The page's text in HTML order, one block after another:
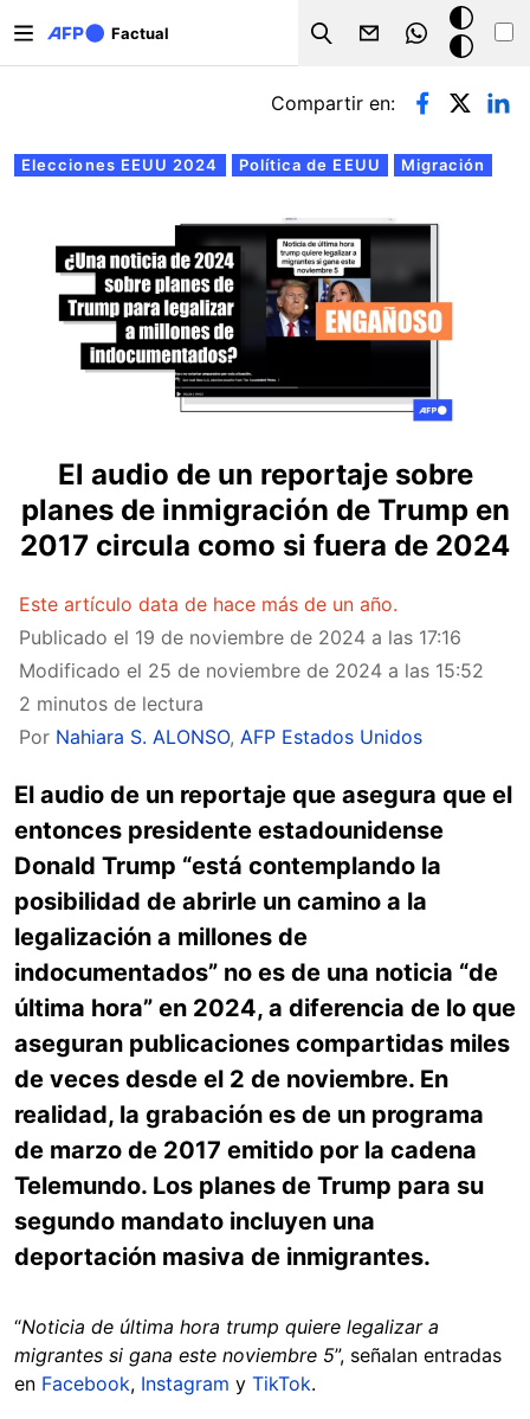
Factual
Search
Modo
oscuro
Solapas principales
Elecciones EEUU 2024 Política de EEUU Migración
Compartir en:
El audio de un reportaje sobre
planes de inmigración de Trump en
2017 circula como si fuera de 2024
Este artículo data de hace más de un año.
Publicado el 19 de noviembre de 2024 a las 17:16
Modificado el 25 de noviembre de 2024 a las 15:52
2 minutos de lectura
Por Nahiara S. ALONSO, AFP Estados Unidos
El audio de un reportaje que asegura que el
entonces presidente estadounidense
Donald Trump “está contemplando la
posibilidad de abrirle un camino a la
legalización a millones de
indocumentados” no es de una noticia “de
última hora” en 2024, a diferencia de lo que
aseguran publicaciones compartidas miles
de veces desde el 2 de noviembre. En
realidad, la grabación es de un programa
de marzo de 2017 emitido por la cadena
Telemundo. Los planes de Trump para su
segundo mandato incluyen una
deportación masiva de inmigrantes.
“Noticia de última hora trump quiere legalizar a
migrantes si gana este noviembre 5”, señalan entradas
en Facebook, Instagram y TikTok.